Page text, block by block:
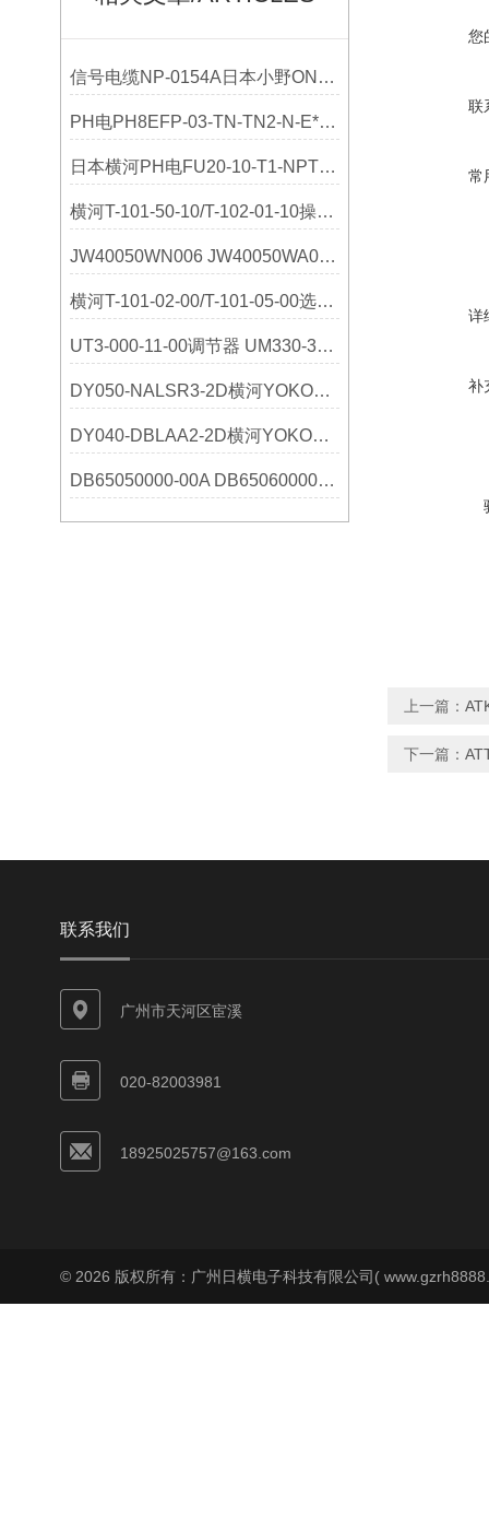
信号电缆NP-0154A日本小野ONOSOKKI产品参数介绍
PH电PH8EFP-03-TN-TN2-N-E*A日本横河原装参数
日本横河PH电FU20-10-T1-NPT论文
横河T-101-50-10/T-102-01-10操作指南
JW40050WN006 JW40050WA006千野技术参数
横河T-101-02-00/T-101-05-00选购指南
UT3-000-11-00调节器 UM330-32指示器 日本横河
DY050-NALSR3-2D横河YOKOGAWA选购指南
DY040-DBLAA2-2D横河YOKOGAWA选购指南
DB65050000-00A DB65060000-00A千野技术参数
您
联
常
详
补
上一篇：
下一篇：
联系我们
广州市天河区宦溪
020-82003981
18925025757@163.com
© 2026 版权所有：广州日横电子科技有限公司(